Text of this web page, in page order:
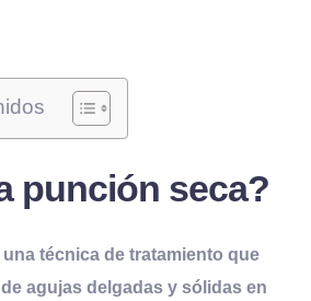
punción seca?
una técnica de tratamiento que
agujas delgadas y sólidas en